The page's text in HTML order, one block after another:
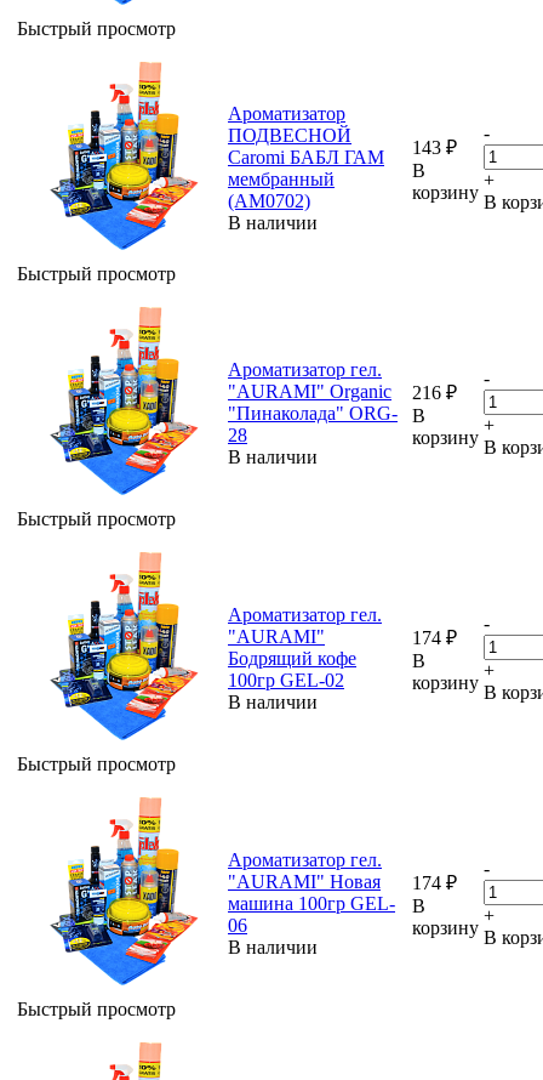
Быстрый просмотр
Быстрый просмотр
Ароматизатор
ПОДВЕСНОЙ
Caromi БАБЛ ГАМ
мембранный
(AM0702)
В наличии
143 ₽
В
корзину
-
+
В
Быстрый просмотр
Ароматизатор гел.
"AURAMI" Organic
"Пинаколада" ORG-
28
В наличии
216 ₽
В
корзину
-
+
В
Быстрый просмотр
Ароматизатор гел.
"AURAMI"
Бодрящий кофе
100гр GEL-02
В наличии
174 ₽
В
корзину
-
+
В
Быстрый просмотр
Ароматизатор гел.
"AURAMI" Новая
машина 100гр GEL-
06
В наличии
174 ₽
В
корзину
-
+
В